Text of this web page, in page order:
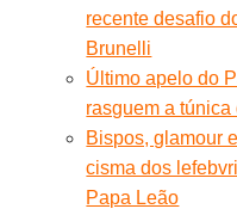
recente desafio
Brunelli
Último apelo do
rasguem a túnica
Bispos, glamour
cisma dos
Papa Leão